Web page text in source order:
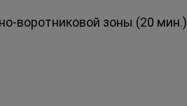
воротниковой зоны (20 мин.)